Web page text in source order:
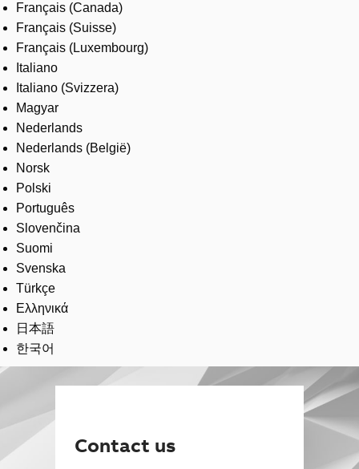
Français (Canada)
Français (Suisse)
Français (Luxembourg)
Italiano
Italiano (Svizzera)
Magyar
Nederlands
Nederlands (België)
Norsk
Polski
Português
Slovenčina
Suomi
Svenska
Türkçe
Ελληνικά
日本語
한국어
Contact us